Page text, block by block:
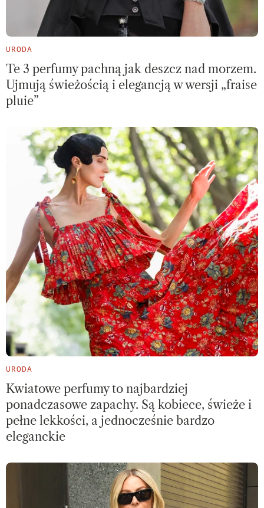
URODA
Te 3 perfumy pachną jak deszcz nad morzem.
Ujmują świeżością i elegancją w wersji „fraise
pluie”
URODA
Kwiatowe perfumy to najbardziej
ponadczasowe zapachy. Są kobiece, świeże i
pełne lekkości, a jednocześnie bardzo
eleganckie